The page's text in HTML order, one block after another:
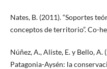
Nates, B. (2011). “Soportes
conceptos de territorio”. Co-
Núñez, A., Aliste, E. y Bello,
Patagonia-Aysén: la